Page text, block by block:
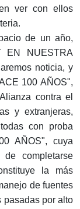
ver con ellos
de un año,
EN NUESTRA
noticia, y
100 AÑOS",
contra el
y extranjeras,
con proba
AÑOS", cuya
completarse
la más
de fuentes
pasadas por alto